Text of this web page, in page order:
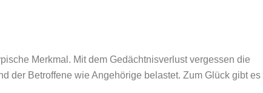
Merkmal. Mit dem Gedächtnisverlust vergessen die
der Betroffene wie Angehörige belastet. Zum Glück gibt es